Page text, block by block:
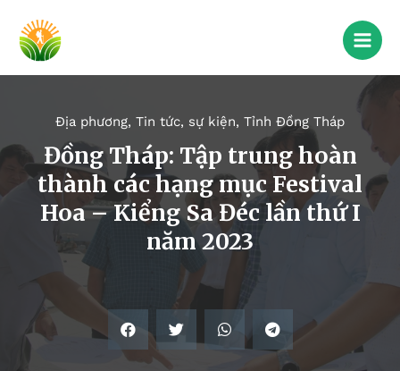
Địa phương, Tin tức, sự kiện, Tỉnh Đồng Tháp
Đồng Tháp: Tập trung hoàn
thành các hạng mục Festival
Hoa – Kiểng Sa Đéc lần thứ I
năm 2023